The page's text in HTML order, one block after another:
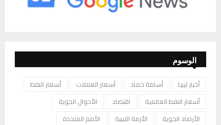
الوسوم
أخبار ليبيا أسامة حماد أسعار العملات
أسعار النفط
أسعار النفط العالمية
اقتصاد
الأحوال الجوية
الأرصاد الجوية
الأزمة الليبية
الأمم المتحدة